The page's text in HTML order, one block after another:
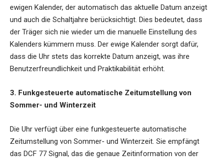
ewigen Kalender, der automatisch das aktuelle Datum anzeigt
und auch die Schaltjahre berücksichtigt. Dies bedeutet, dass
der Träger sich nie wieder um die manuelle Einstellung des
Kalenders kümmern muss. Der ewige Kalender sorgt dafür,
dass die Uhr stets das korrekte Datum anzeigt, was ihre
Benutzerfreundlichkeit und Praktikabilität erhöht.
3. Funkgesteuerte automatische Zeitumstellung von
Sommer- und Winterzeit
Die Uhr verfügt über eine funkgesteuerte automatische
Zeitumstellung von Sommer- und Winterzeit. Sie empfängt
das DCF 77 Signal, das die genaue Zeitinformation von der